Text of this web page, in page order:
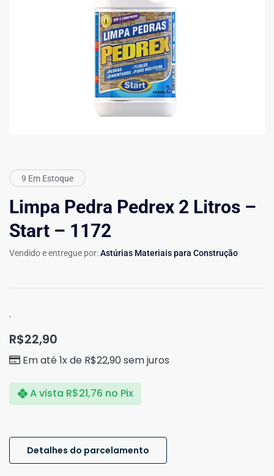
9 Em Estoque
Limpa Pedra Pedrex 2 Litros –
Start – 1172
Vendido e entregue por:Astúrias Materiais para Construção
.
R$22,90
Em até 1x de R$22,90sem juros
A vista R$21,76 no Pix
Detalhes do parcelamento